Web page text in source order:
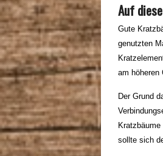
Auf
Gute
genutzten
am höheren
Der Grund
sollte sich